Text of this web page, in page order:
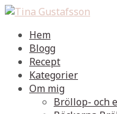
Hem
Blogg
Recept
Kategorier
Om mig
Bröllop- och